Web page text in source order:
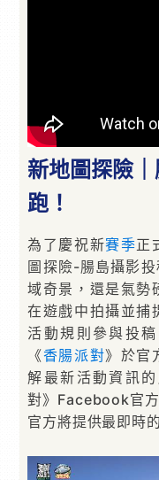
新地圖探險
跑！
為了慶祝新賽季正
圖探險-腸島攝影
域奇景，還是氣勢
在遊戲中拍攝並捕
活動規則參與投
《香腸派對》於官
解最新活動資訊
對》Facebook官
官方將提供最即時